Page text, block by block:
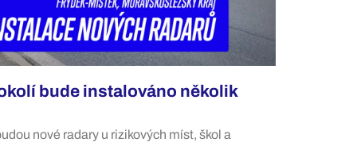
bude instalováno několik
nové radary u rizikových míst, škol a